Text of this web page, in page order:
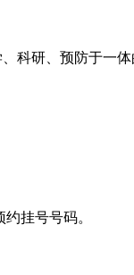
科研、预防于一
挂号号码。